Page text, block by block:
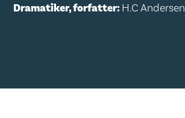
Dramatiker, forfatter: H.C Andersen